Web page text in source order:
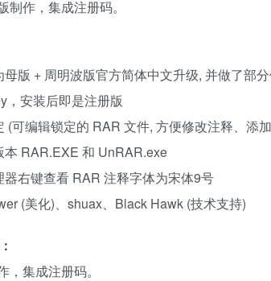
制作，集成注册码。
母版 + 周明波版官方简体中文升级, 并做了部
，安装后即是注册版
(可编辑锁定的 RAR 文件, 方便修改注释、添
本 RAR.EXE 和 UnRAR.exe
器右键查看 RAR 注释字体为宋体9号
(美化)、shuax、Black Hawk (技术支持)
，集成注册码。